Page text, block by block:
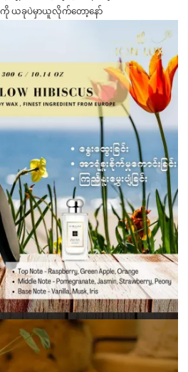
ေကို ယခုပဲမှာယူလိုက်တော့နော်